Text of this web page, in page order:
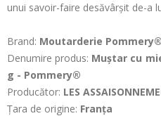
unui savoir-faire desăvârșit de-a
Brand: Moutarderie Pommery®
Denumire produs: Muștar cu
g - Pommery®
Producător: LES
Țara de origine: Franța